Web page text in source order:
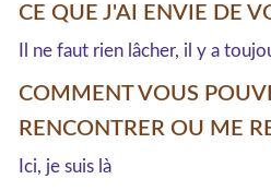
CE QUE J'AI ENVIE DE
Il ne faut rien lâcher, il y a
COMMENT VOUS
RENCONTRER OU ME
Ici, je suis là